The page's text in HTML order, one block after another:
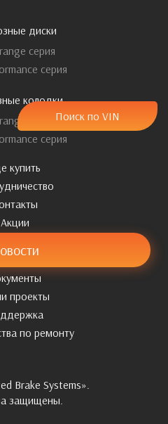
диски
серия
серия
колодки
серия
серия
купить
Акции
проекты
по ремонту
Brake Systems».
защищены.
Поиск по VIN